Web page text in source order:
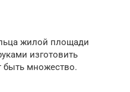
жилой площади
изготовить
множество.